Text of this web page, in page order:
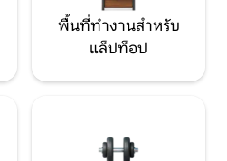
พื้นที่ทำงานสำหรับ
แล็ปท็อป